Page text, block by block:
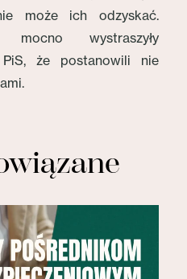
może ich odzyskać.
mocno wystraszyły
że postanowili nie